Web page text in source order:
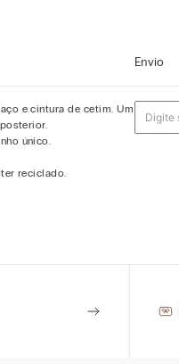
e cintura de cetim. Um
único.
reciclado.
Envio